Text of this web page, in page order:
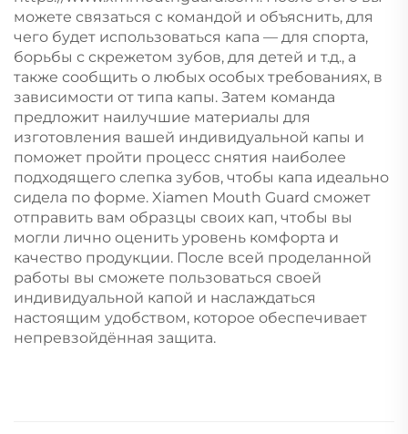
можете связаться с командой и объяснить, для
чего будет использоваться капа — для спорта,
борьбы с скрежетом зубов, для детей и т.д., а
также сообщить о любых особых требованиях, в
зависимости от типа капы. Затем команда
предложит наилучшие материалы для
изготовления вашей индивидуальной капы и
поможет пройти процесс снятия наиболее
подходящего слепка зубов, чтобы капа идеально
сидела по форме. Xiamen Mouth Guard сможет
отправить вам образцы своих кап, чтобы вы
могли лично оценить уровень комфорта и
качество продукции. После всей проделанной
работы вы сможете пользоваться своей
индивидуальной капой и наслаждаться
настоящим удобством, которое обеспечивает
непревзойдённая защита.